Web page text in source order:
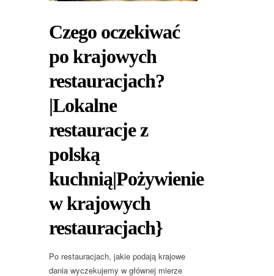
Czego oczekiwać
po krajowych
restauracjach?
|Lokalne
restauracje z
polską
kuchnią|Pożywienie
w krajowych
restauracjach}
Po restauracjach, jakie podają krajowe
dania wyczekujemy w głównej mierze